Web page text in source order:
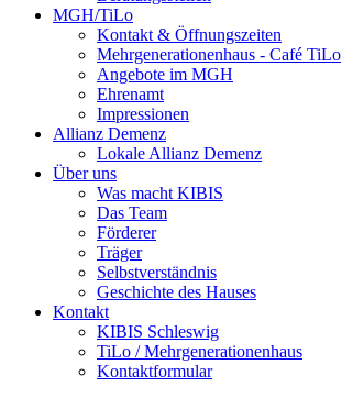
MGH/TiLo
Kontakt & Öffnungszeiten
Mehrgenerationenhaus - Café TiLo
Angebote im MGH
Ehrenamt
Impressionen
Allianz Demenz
Lokale Allianz Demenz
Über uns
Was macht KIBIS
Das Team
Förderer
Träger
Selbstverständnis
Geschichte des Hauses
Kontakt
KIBIS Schleswig
TiLo / Mehrgenerationenhaus
Kontaktformular